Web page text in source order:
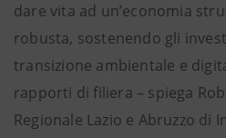
dare vita ad un’economia
robusta, sostenendo gli
transizione ambientale e
rapporti di filiera – spiega
Regionale Lazio e Abruzzo di